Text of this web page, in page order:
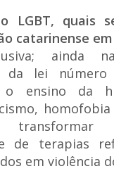
LGBT, quais
catarinense
ainda
da lei número
o ensino da
de terapias
em violência